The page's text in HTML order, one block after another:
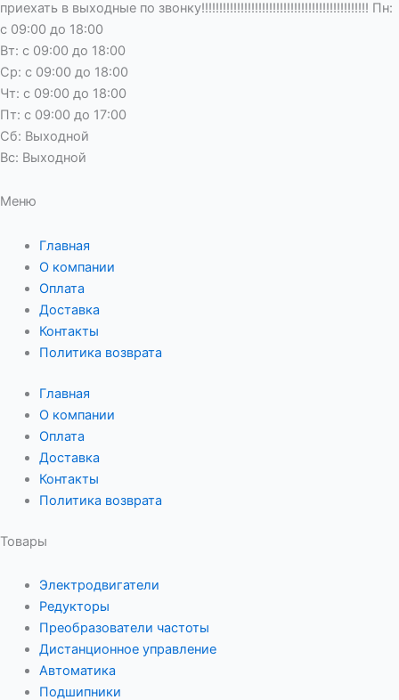
приехать в выходные по звонку!!!!!!!!!!!!!!!!!!!!!!!!!!!!!!!!!!!!!!!!!!!!!!! Пн:
с 09:00 до 18:00
Вт: с 09:00 до 18:00
Ср: с 09:00 до 18:00
Чт: с 09:00 до 18:00
Пт: с 09:00 до 17:00
Сб: Выходной
Вс: Выходной
Меню
Главная
О компании
Оплата
Доставка
Контакты
Политика возврата
Главная
О компании
Оплата
Доставка
Контакты
Политика возврата
Товары
Электродвигатели
Редукторы
Преобразователи частоты
Дистанционное управление
Автоматика
Подшипники